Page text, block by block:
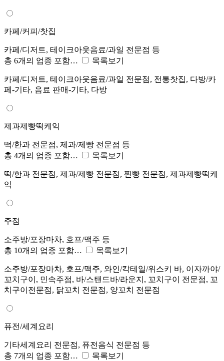
카페/커피/찻집
카페/디저트, 테이크아웃음료/과일 전문점 등
총 6개의 업종 포함…
목록보기
카페/디저트, 테이크아웃음료/과일 전문점, 전통찻집, 다방/카
페-기타, 음료 판매-기타, 다방
제과제빵떡케익
떡/한과 전문점, 제과/제빵 전문점 등
총 4개의 업종 포함…
목록보기
떡/한과 전문점, 제과/제빵 전문점, 찐빵 전문점, 제과제빵떡케
익
주점
소주방/포장마차, 호프/맥주 등
총 10개의 업종 포함…
목록보기
소주방/포장마차, 호프/맥주, 와인/칵테일/위스키 바, 이자까야/
꼬치구이, 민속주점, 바/스탠드바/라운지, 꼬치구이 전문점, 꼬
치구이전문점, 닭꼬치 전문점, 양꼬치 전문점
퓨전/세계요리
기타세계요리 전문점, 퓨전음식 전문점 등
총 7개의 업종 포함…
목록보기